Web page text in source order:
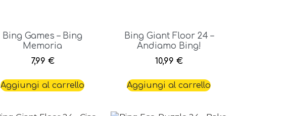
Bing Games – Bing
Memoria
7,99 €
Aggiungi al carrello
Bing Giant Floor 24 –
Andiamo Bing!
10,99 €
Aggiungi al carrello